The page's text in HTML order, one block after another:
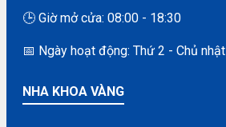
🕒 Giờ mở cửa: 08:00 - 18:30
📅 Ngày hoạt động: Thứ 2 - Chủ nhật
NHA KHOA VÀNG